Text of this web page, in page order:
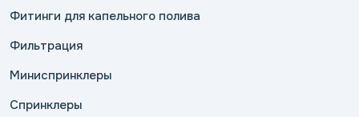
Фитинги для капельного полива
Фильтрация
Миниспринклеры
Спринклеры